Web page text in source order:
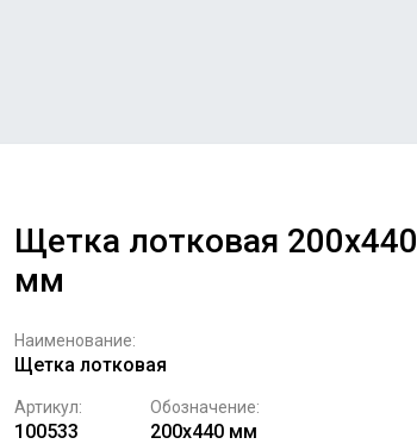
Щетка лотковая 200х440
мм
Наименование:
Щетка лотковая
Артикул:
100533
Обозначение:
200х440 мм